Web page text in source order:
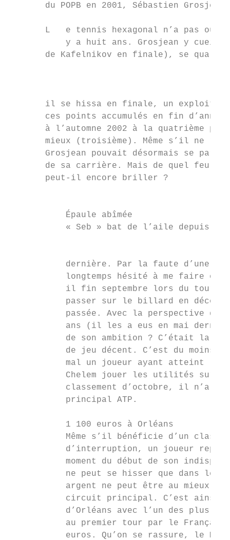
du POPB en 2001, Sébastien
L   e tennis hexagonal n’a pas
y a huit ans. Grosjean y
de Kafelnikov en finale), se
il se hissa en finale, un exploit
ces points accumulés en fin
à l’automne 2002 à la quatrième
mieux (troisième). Même s’il ne
Grosjean pouvait désormais se
de sa carrière. Mais de quel feu
       peut-il encore briller ?
           Épaule abîmée
« Seb » bat de l’aile depuis le
dernière. Par la faute d’une
longtemps hésité à me faire
il fin septembre lors du
passer sur le billard en
passée. Avec la perspective
ans (il les a eus en mai
de son ambition ? C’était la
de jeu décent. C’est du moins
mal un joueur ayant atteint
Chelem jouer les utilités sur
classement d’octobre, il n’a
principal ATP.
1 100 euros à Orléans
Même s’il bénéficie d’un
d’interruption, un joueur
moment du début de son
ne peut se hisser que dans les
argent ne peut être au mieux
circuit principal. C’est ainsi
d’Orléans avec l’un des plus
au premier tour par le
euros. Qu’on se rassure, le